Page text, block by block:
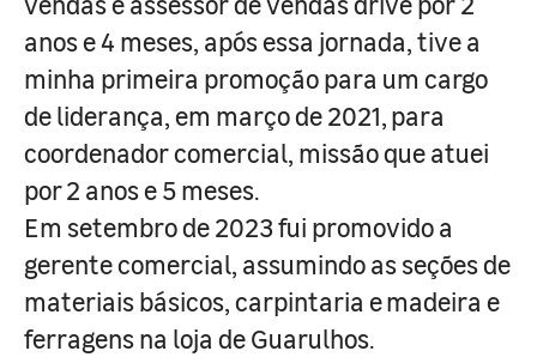
anos e 4 meses, após essa jornada, tive a
minha primeira promoção para um cargo
de liderança, em março de 2021, para
coordenador comercial, missão que atuei
por 2 anos e 5 meses.
Em setembro de 2023 fui promovido a
gerente comercial, assumindo as seções de
materiais básicos, carpintaria e madeira e
ferragens na loja de Guarulhos.